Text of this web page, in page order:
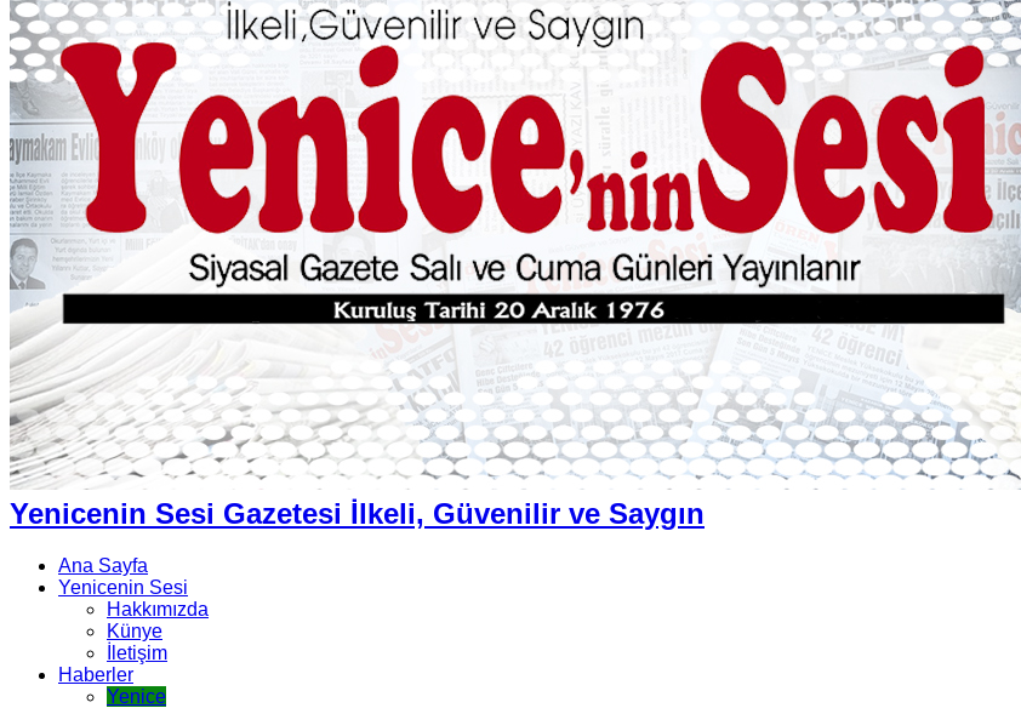
Yenicenin Sesi Gazetesi İlkeli, Güvenilir ve Saygın
Ana Sayfa
Yenicenin Sesi
Hakkımızda
Künye
İletişim
Haberler
Yenice